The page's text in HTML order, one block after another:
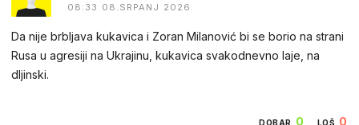
08:33 08.SRPANJ 2026.
Da nije brbljava kukavica i Zoran Milanović bi se borio na strani
Rusa u agresiji na Ukrajinu, kukavica svakodnevno laje, na
dljinski.
DOBAR 0 LOŠ 0